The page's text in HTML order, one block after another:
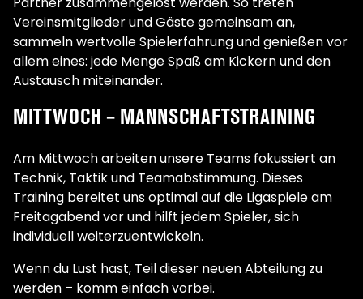
Vereinsmitglieder und Gäste gemeinsam an,
sammeln wertvolle Spielerfahrung und genießen vor
allem eines: jede Menge Spaß am Kickern und den
Austausch miteinander.
MITTWOCH – MANNSCHAFTSTRAINING
Am Mittwoch arbeiten unsere Teams fokussiert an
Technik, Taktik und Teamabstimmung. Dieses
Training bereitet uns optimal auf die Ligaspiele am
Freitagabend vor und hilft jedem Spieler, sich
individuell weiterzuentwickeln.
Wenn du Lust hast, Teil dieser neuen Abteilung zu
werden – komm einfach vorbei.